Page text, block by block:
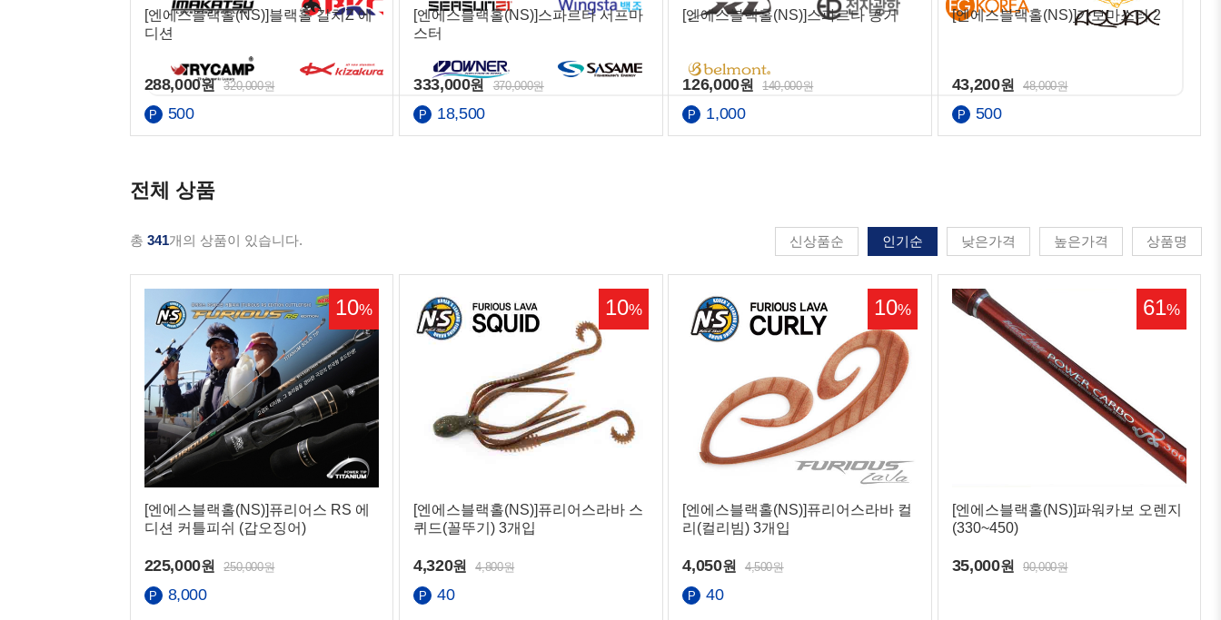
[엔에스블랙홀(NS)]블랙홀 갈치Z 에
디션
288,000원 320,000원
500
[엔에스블랙홀(NS)]스파르타 서프마
스터
333,000원 370,000원
18,500
[엔에스블랙홀(NS)]스파르타 콩거
126,000원 140,000원
1,000
[엔에스블랙홀(NS)]카보마스터 2
43,200원 48,000원
500
전체 상품
총 341개의 상품이 있습니다. 신상품순 인기순 낮은가격 높은가격 상품명
[엔에스블랙홀(NS)]퓨리어스 RS 에
디션 커틀피쉬 (갑오징어)
225,000원 250,000원
8,000
10%
[엔에스블랙홀(NS)]퓨리어스라바 스
퀴드(꼴뚜기) 3개입
4,320원 4,800원
40
10%
[엔에스블랙홀(NS)]퓨리어스라바 컬
리(컬리빔) 3개입
4,050원 4,500원
40
10%
[엔에스블랙홀(NS)]파워카보 오렌지
(330~450)
35,000원 90,000원
61%